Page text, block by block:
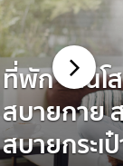
ที่พัก "คนโ
สบายกาย
สบายกระเ